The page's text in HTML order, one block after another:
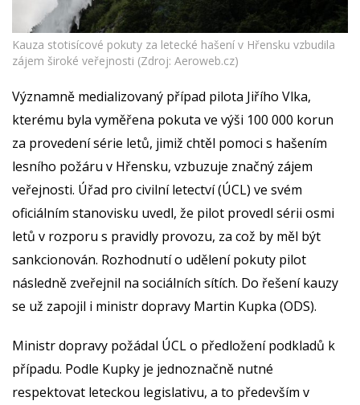
Kauza stotisícové pokuty za letecké hašení v Hřensku vzbudila
zájem široké veřejnosti (Zdroj: Aeroweb.cz)
Významně medializovaný případ pilota Jiřího Vlka,
kterému byla vyměřena pokuta ve výši 100 000 korun
za provedení série letů, jimiž chtěl pomoci s hašením
lesního požáru v Hřensku, vzbuzuje značný zájem
veřejnosti. Úřad pro civilní letectví (ÚCL) ve svém
oficiálním stanovisku uvedl, že pilot provedl sérii osmi
letů v rozporu s pravidly provozu, za což by měl být
sankcionován. Rozhodnutí o udělení pokuty pilot
následně zveřejnil na sociálních sítích. Do řešení kauzy
se už zapojil i ministr dopravy Martin Kupka (ODS).
Ministr dopravy požádal ÚCL o předložení podkladů k
případu. Podle Kupky je jednoznačně nutné
respektovat leteckou legislativu, a to především v